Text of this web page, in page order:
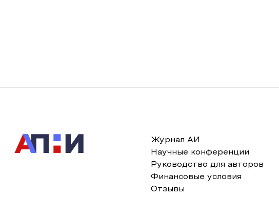
Журнал АИ
Научные конференции
Руководство для авторов
Финансовые условия
Отзывы